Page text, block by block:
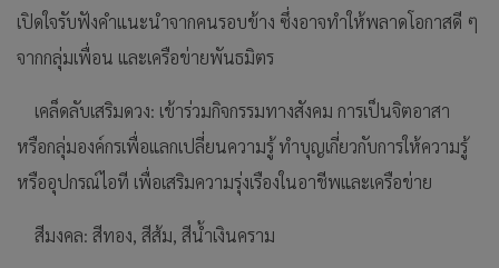
เปิดใจรับฟังคำแนะนำจากคนรอบข้าง ซึ่งอาจทำให้พลาดโอกาสดี ๆ
จากกลุ่มเพื่อน และเครือข่ายพันธมิตร
เคล็ดลับเสริมดวง: เข้าร่วมกิจกรรมทางสังคม การเป็นจิตอาสา
หรือกลุ่มองค์กรเพื่อแลกเปลี่ยนความรู้ ทำบุญเกี่ยวกับการให้ความรู้
หรืออุปกรณ์ไอที เพื่อเสริมความรุ่งเรืองในอาชีพและเครือข่าย
สีมงคล: สีทอง, สีส้ม, สีน้ำเงินคราม